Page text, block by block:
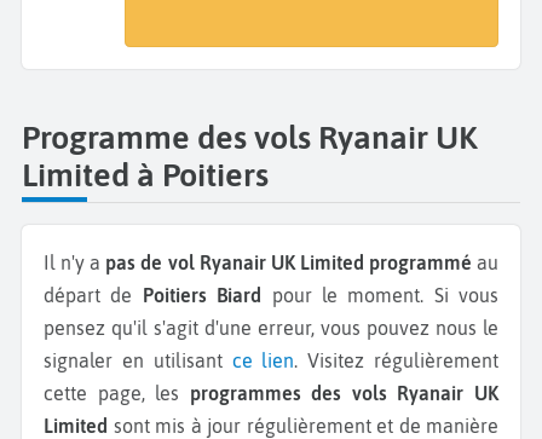
Programme des vols Ryanair UK
Limited à Poitiers
Il n'y a pas de vol Ryanair UK Limited programmé au
départ de Poitiers Biard pour le moment. Si vous
pensez qu'il s'agit d'une erreur, vous pouvez nous le
signaler en utilisant ce lien. Visitez régulièrement
cette page, les programmes des vols Ryanair UK
Limited sont mis à jour régulièrement et de manière